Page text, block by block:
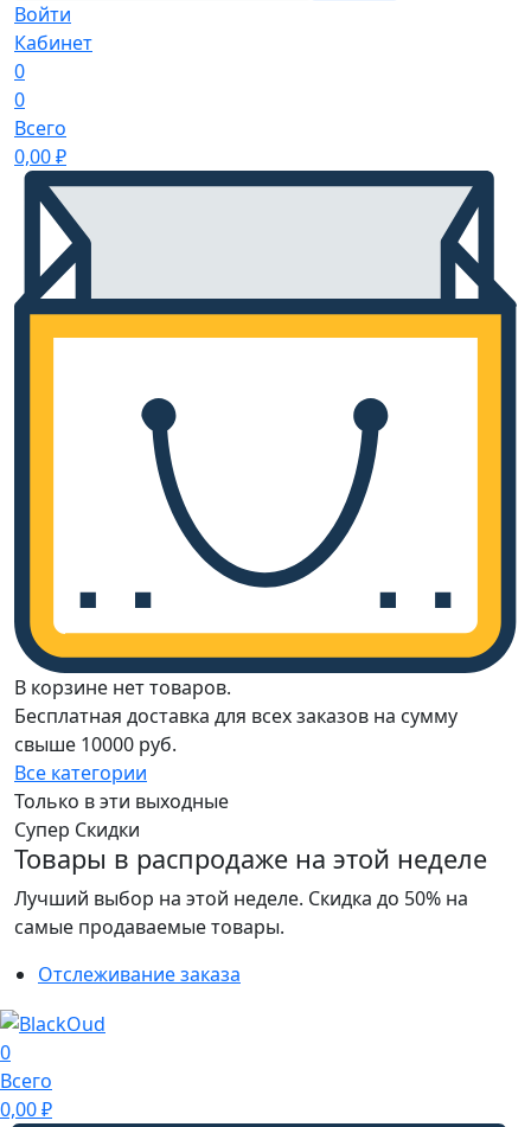
Войти
Кабинет
0
0
Всего
0,00₽
В корзине нет товаров.
Бесплатная доставка для всех заказов на сумму
свыше 10000 руб.
Все категории
Только в эти выходные
Супер Скидки
Товары в распродаже на этой неделе
Лучший выбор на этой неделе. Скидка до 50% на
самые продаваемые товары.
Отслеживание заказа
0
Всего
0,00₽